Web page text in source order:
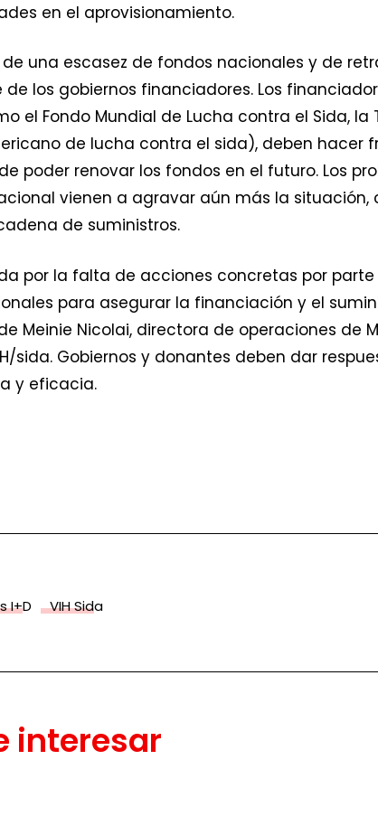
en el aprovisionamiento.
una escasez de fondos nacionales y de
los gobiernos financiadores. Los
el Fondo Mundial de Lucha contra el Sida, la
de lucha contra el sida), deben hacer
poder renovar los fondos en el futuro. Los
vienen a agravar aún más la situación,
de suministros.
por la falta de acciones concretas por parte
para asegurar la financiación y el
Meinie Nicolai, directora de operaciones de
sida. Gobiernos y donantes deben dar
y eficacia.
I+D VIH Sida
interesar